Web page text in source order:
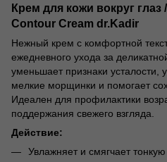
Крем для кожи вокруг глаз
Contour Cream dr.Kadir
Нежный крем с комфортной
ежедневного ухода за
уменьшает признаки усталости,
мелкие морщинки и помогает
Идеален для профилактики
поддержания свежего взгляда.
Действие:
Увлажняет и смягчает